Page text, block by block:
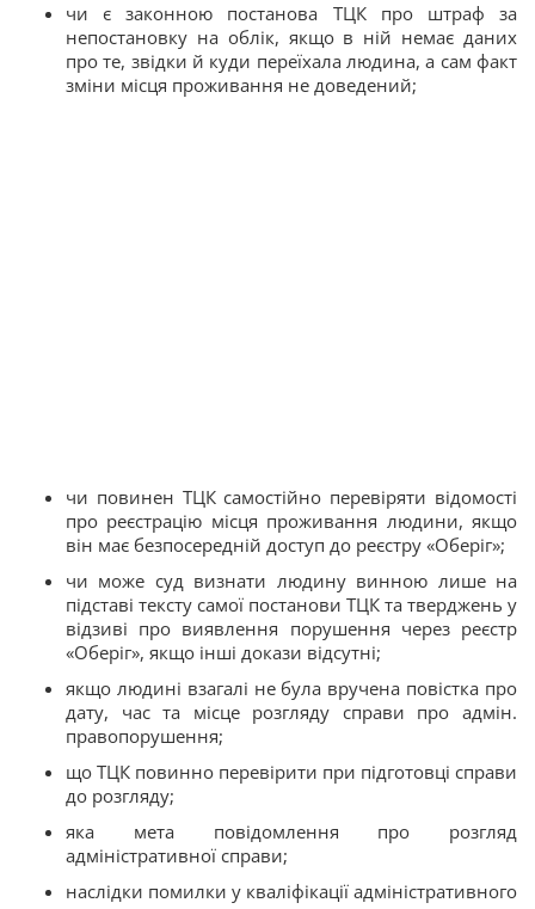
чи є законною постанова ТЦК про штраф за
непостановку на облік, якщо в ній немає даних
про те, звідки й куди переїхала людина, а сам факт
зміни місця проживання не доведений;
чи повинен ТЦК самостійно перевіряти відомості
про реєстрацію місця проживання людини, якщо
він має безпосередній доступ до реєстру «Оберіг»;
чи може суд визнати людину винною лише на
підставі тексту самої постанови ТЦК та тверджень у
відзиві про виявлення порушення через реєстр
«Оберіг», якщо інші докази відсутні;
якщо людині взагалі не була вручена повістка про
дату, час та місце розгляду справи про адмін.
правопорушення;
що ТЦК повинно перевірити при підготовці справи
до розгляду;
яка мета повідомлення про розгляд
адміністративної справи;
наслідки помилки у кваліфікації адміністративного